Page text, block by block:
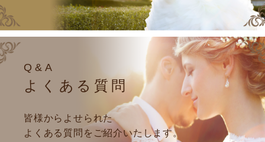
Q&A
よくある質問
皆様からよせられた
よくある質問をご紹介いたします。